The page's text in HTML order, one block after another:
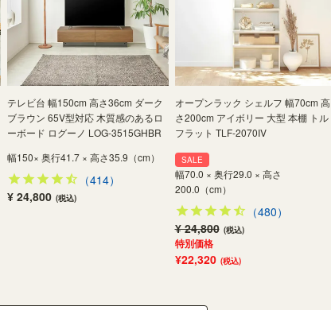
テレビ台 幅150cm 高さ36cm ダーク
ブラウン 65V型対応 木質感のあるロ
ーボード ログーノ LOG-3515GHBR
幅150× 奥行41.7 × 高さ35.9（cm）
（414）
¥ 24,800 (税込)
オープンラック シェルフ 幅70cm 高
さ200cm アイボリー 大型 本棚 トル
フラット TLF-2070IV
SALE
幅70.0 × 奥行29.0 × 高さ
200.0（cm）
（480）
¥ 24,800 (税込)
特別価格
¥22,320 (税込)